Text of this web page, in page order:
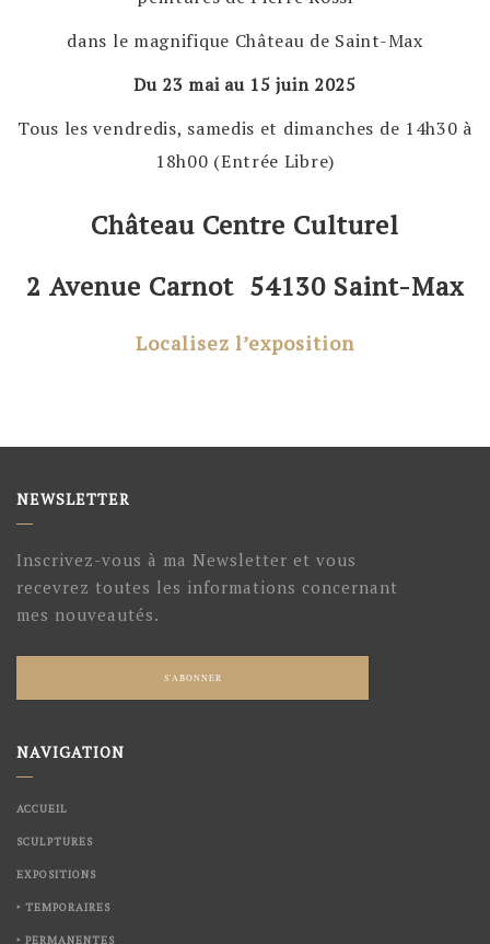
dans le magnifique Château de Saint-Max
Du 23 mai au 15 juin 2025
Tous les vendredis, samedis et dimanches de 14h30 à
18h00 (Entrée Libre)
Château Centre Culturel
2 Avenue Carnot 54130 Saint-Max
Localisez l’exposition
NEWSLETTER
Inscrivez-vous à ma Newsletter et vous
recevrez toutes les informations concernant
mes nouveautés.
S'ABONNER
NAVIGATION
ACCUEIL
SCULPTURES
EXPOSITIONS
‣ TEMPORAIRES
‣ PERMANENTES